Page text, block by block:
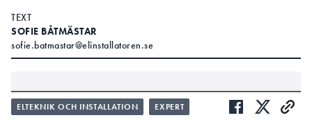
TEXT
SOFIE BÅTMÄSTAR
sofie.batmastar@elinstallatoren.se
ELTEKNIK OCH INSTALLATION EXPERT